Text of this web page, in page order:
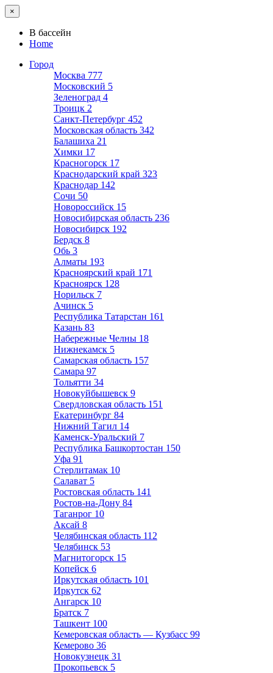
×
В бассейн
Home
Город
Москва 777
Московский 5
Зеленоград 4
Троицк 2
Санкт-Петербург 452
Московская область 342
Балашиха 21
Химки 17
Красногорск 17
Краснодарский край 323
Краснодар 142
Сочи 50
Новороссийск 15
Новосибирская область 236
Новосибирск 192
Бердск 8
Обь 3
Алматы 193
Красноярский край 171
Красноярск 128
Норильск 7
Ачинск 5
Республика Татарстан 161
Казань 83
Набережные Челны 18
Нижнекамск 5
Самарская область 157
Самара 97
Тольятти 34
Новокуйбышевск 9
Свердловская область 151
Екатеринбург 84
Нижний Тагил 14
Каменск-Уральский 7
Республика Башкортостан 150
Уфа 91
Стерлитамак 10
Салават 5
Ростовская область 141
Ростов-на-Дону 84
Таганрог 10
Аксай 8
Челябинская область 112
Челябинск 53
Магнитогорск 15
Копейск 6
Иркутская область 101
Иркутск 62
Ангарск 10
Братск 7
Ташкент 100
Кемеровская область — Кузбасс 99
Кемерово 36
Новокузнецк 31
Прокопьевск 5